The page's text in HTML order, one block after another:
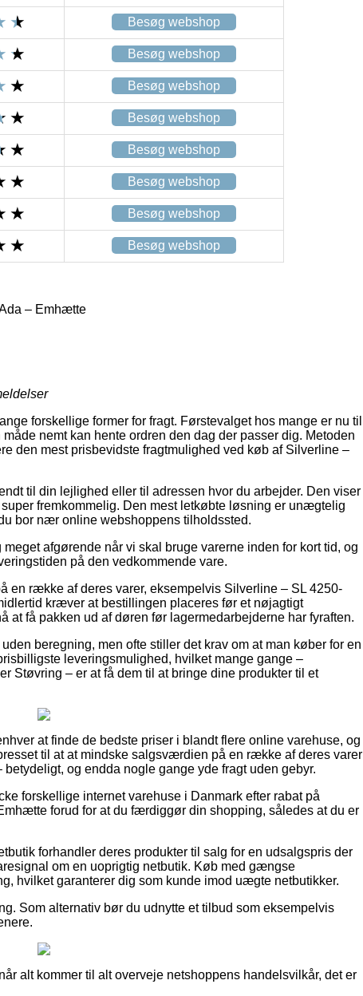
Besøg webshop
Besøg webshop
Besøg webshop
Besøg webshop
Besøg webshop
Besøg webshop
Besøg webshop
Besøg webshop
– Emhætte
forskellige former for fragt. Førstevalget hos mange er nu til
nemt kan hente ordren den dag der passer dig. Metoden
den mest prisbevidste fragtmulighed ved køb af Silverline –
til din lejlighed eller til adressen hvor du arbejder. Den viser
fremkommelig. Den mest letkøbte løsning er unægtelig
bor nær online webshoppens tilholdssted.
afgørende når vi skal bruge varerne inden for kort tid, og
på den vedkommende vare.
en række af deres varer, eksempelvis Silverline – SL 4250-
kræver at bestillingen placeres før et nøjagtigt
at få pakken ud af døren før lagermedarbejderne har fyraften.
beregning, men ofte stiller det krav om at man køber for en
leveringsmulighed, hvilket mange gange –
Støvring – er at få dem til at bringe dine produkter til et
at finde de bedste priser i blandt flere online varehuse, og
til at at mindske salgsværdien på en række af deres varer
og endda nogle gange yde fragt uden gebyr.
forskellige internet varehuse i Danmark efter rabat på
forud for at du færdiggør din shopping, således at du er
forhandler deres produkter til salg for en udsalgspris der
om en uoprigtig netbutik. Køb med gængse
hvilket garanterer dig som kunde imod uægte netbutikker.
Som alternativ bør du udnytte et tilbud som eksempelvis
alt kommer til alt overveje netshoppens handelsvilkår, det er